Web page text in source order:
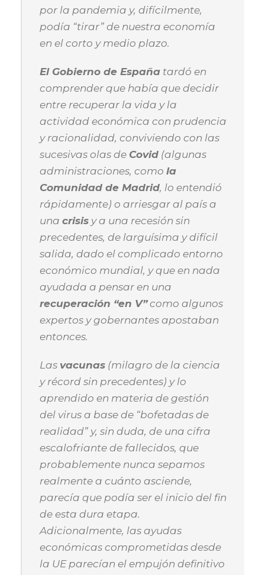
por la pandemia y, difícilmente,
podía “tirar” de nuestra economía
en el corto y medio plazo.
El Gobierno de España tardó en
comprender que había que decidir
entre recuperar la vida y la
actividad económica con prudencia
y racionalidad, conviviendo con las
sucesivas olas de Covid (algunas
administraciones, como la
Comunidad de Madrid, lo entendió
rápidamente) o arriesgar al país a
una crisis y a una recesión sin
precedentes, de larguísima y difícil
salida, dado el complicado entorno
económico mundial, y que en nada
ayudada a pensar en una
recuperación “en V”como algunos
expertos y gobernantes apostaban
entonces.
Las vacunas (milagro de la ciencia
y récord sin precedentes) y lo
aprendido en materia de gestión
del virus a base de “bofetadas de
realidad” y, sin duda, de una cifra
escalofriante de fallecidos, que
probablemente nunca sepamos
realmente a cuánto asciende,
parecía que podía ser el inicio del fin
de esta dura etapa.
Adicionalmente, las ayudas
económicas comprometidas desde
la UE parecían el empujón definitivo